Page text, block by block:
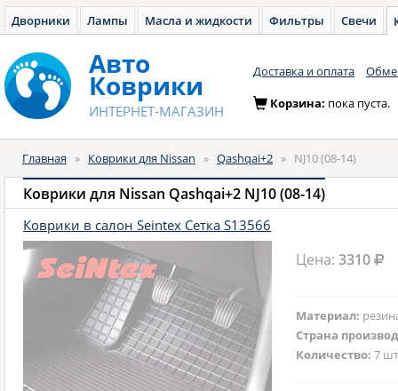
Дворники Лампы Масла и жидкости Фильтры Свечи
Авто
Коврики
ИНТЕРНЕТ-МАГАЗИН
Доставка и оплата
Корзина: пока пуста.
Главная » Коврики для Nissan » Qashqai+2 » NJ10 (08-14)
Коврики для Nissan Qashqai+2 NJ10 (08-14)
Коврики в салон Seintex Сетка S13566
Цена:3310
Материал:
Страна
Количество:7